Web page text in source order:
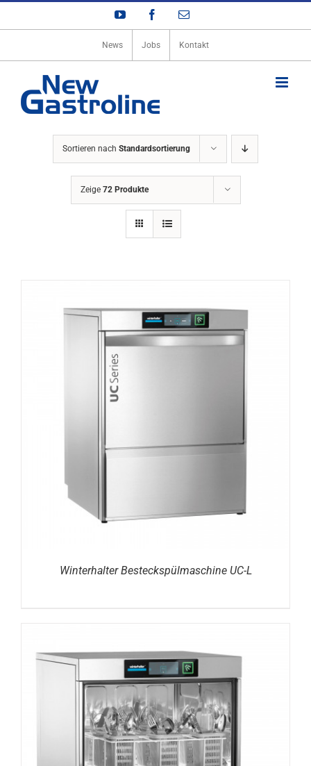
Zum
YouTube Facebook
E-
News Jobs Kontakt
Sortieren nach Standardsortierung
Zeige 72 Produkte
Winterhalter Besteckspülmaschine UC-L
DETAILS